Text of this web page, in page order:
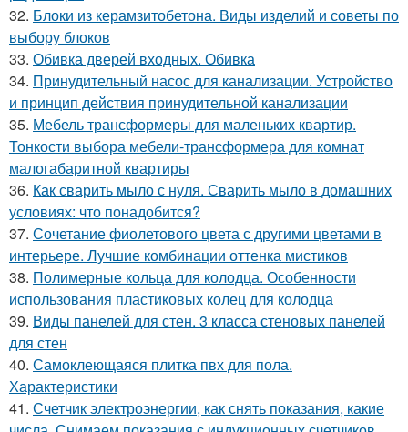
32. Блоки из керамзитобетона. Виды изделий и советы по
выбору блоков
33. Обивка дверей входных. Обивка
34. Принудительный насос для канализации. Устройство
и принцип действия принудительной канализации
35. Мебель трансформеры для маленьких квартир.
Тонкости выбора мебели-трансформера для комнат
малогабаритной квартиры
36. Как сварить мыло с нуля. Сварить мыло в домашних
условиях: что понадобится?
37. Сочетание фиолетового цвета с другими цветами в
интерьере. Лучшие комбинации оттенка мистиков
38. Полимерные кольца для колодца. Особенности
использования пластиковых колец для колодца
39. Виды панелей для стен. 3 класса стеновых панелей
для стен
40. Самоклеющаяся плитка пвх для пола.
Характеристики
41. Счетчик электроэнергии, как снять показания, какие